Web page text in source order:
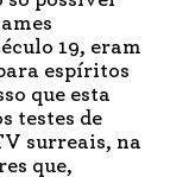
19, eram
espíritos
que esta
testes de
surreais, na
que,